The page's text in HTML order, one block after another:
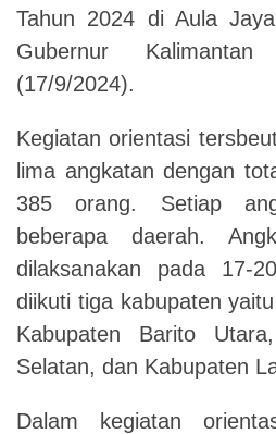
Tahun 2024 di Aula
Gubernur
(17/9/2024).
Kegiatan orientasi
lima angkatan dengan
385 orang. Setiap
beberapa daerah.
dilaksanakan pada 17-
diikuti tiga kabupaten
Kabupaten Barito
Selatan, dan Kabupaten
Dalam kegiatan